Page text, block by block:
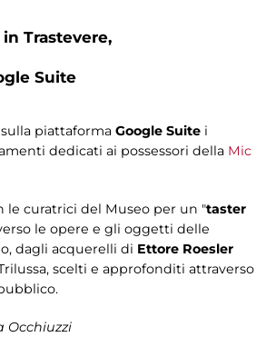
Trastevere,
Suite
sulla piattaforma Google Suite i
dedicati ai possessori della Mic
curatrici del Museo per un "taster
le opere e gli oggetti delle
dagli acquerelli di Ettore Roesler
scelti e approfonditi attraverso
Occhiuzzi